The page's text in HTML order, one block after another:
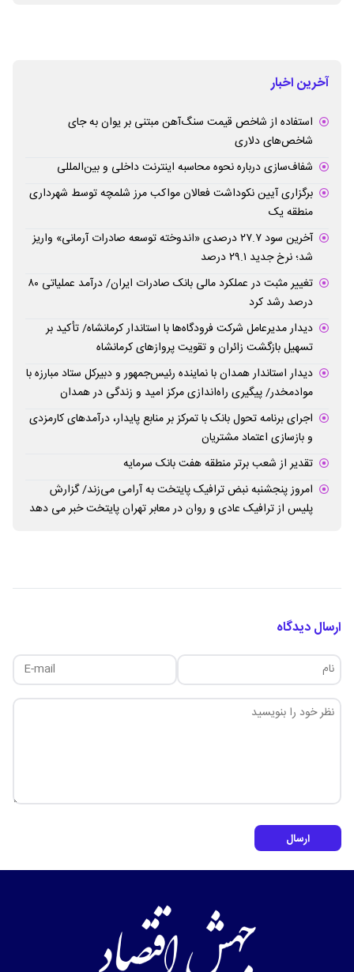
آخرین اخبار
استفاده از شاخص قیمت سنگ‌آهن مبتنی بر یوان به جای
شاخص‌های دلاری
شفاف‌سازی درباره نحوه محاسبه اینترنت داخلی و بین‌المللی
برگزاری آیین نکوداشت فعالان مواکب مرز شلمچه توسط شهرداری
منطقه یک
آخرین سود ۲۷.۷ درصدی «اندوخته توسعه صادرات آرمانی» واریز
شد؛ نرخ جدید ۲۹.۱ درصد
تغییر مثبت در عملکرد مالی بانک صادرات ایران/ درآمد عملیاتی ۸۰
درصد رشد کرد
دیدار مدیرعامل شرکت فرودگاه‌ها با استاندار کرمانشاه/ تأکید بر
تسهیل بازگشت زائران و تقویت پروازهای کرمانشاه
دیدار استاندار همدان با نماینده رئیس‌جمهور و دبیرکل ستاد مبارزه با
موادمخدر/ پیگیری راه‌اندازی مرکز امید و زندگی در همدان
اجرای برنامه تحول بانک با تمرکز بر منابع پایدار، درآمدهای کارمزدی
و بازسازی اعتماد مشتریان
تقدیر از شعب برتر منطقه هفت بانک سرمایه
امروز پنجشنبه نبض ترافیک پایتخت به آرامی می‌زند/ گزارش
پلیس از ترافیک عادی و روان در معابر تهران پایتخت خبر می دهد
ارسال دیدگاه
ارسال